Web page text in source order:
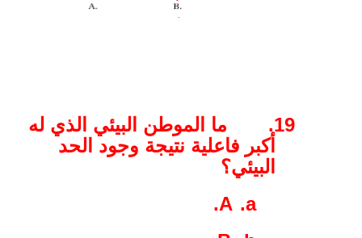
19.
ما الموطن البيئي الذي له
أكبر فاعلية نتيجة وجود الحد
البيئي؟
a.
A
.